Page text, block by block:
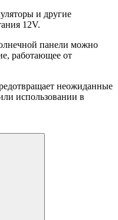
и другие
12V.
панели можно
работающее от
неожиданные
использовании в